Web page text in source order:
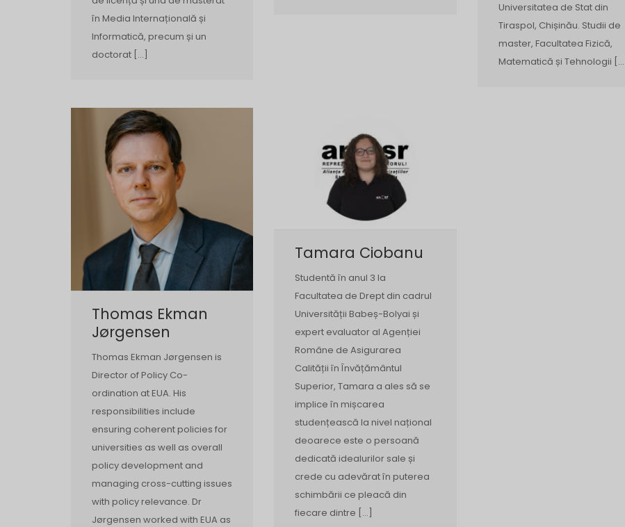
în Media Internațională și
Informatică, precum și un
doctorat […]
Universitatea de Stat din
Tiraspol, Chișinău. Studii de
master, Facultatea Fizică,
Matematică și Tehnologii […]
Thomas Ekman
Jørgensen
Thomas Ekman Jørgensen is
Director of Policy Co-
ordination at EUA. His
responsibilities include
ensuring coherent policies for
universities as well as overall
policy development and
managing cross-cutting issues
with policy relevance. Dr
Jørgensen worked with EUA as
Tamara Ciobanu
Studentă în anul 3 la
Facultatea de Drept din cadrul
Universității Babeș-Bolyai și
expert evaluator al Agenției
Române de Asigurarea
Calității în Învățământul
Superior, Tamara a ales să se
implice în mișcarea
studențească la nivel național
deoarece este o persoană
dedicată idealurilor sale și
crede cu adevărat în puterea
schimbării ce pleacă din
fiecare dintre […]